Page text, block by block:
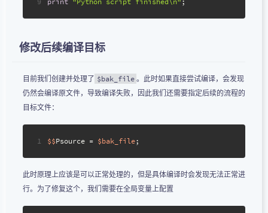
修改后续编译目标
目前我们创建并处理了 $bak_file 。此时如果直接尝试编译，会发现
仍然会编译原文件，导致编译失败，因此我们还需要指定后续的流程的
目标文件：
1 $$Psource = $bak_file;
此时原理上应该是可以正常处理的，但是具体编译时会发现无法正常进
行。为了修复这个，我们需要在全局变量上配置